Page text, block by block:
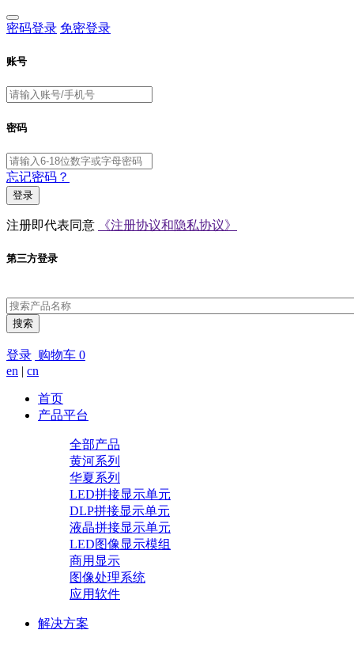
密码登录 免密登录
账号
密码
忘记密码？
登录
注册即代表同意 《注册协议和隐私协议》
第三方登录
搜索
登录 购物车 0
en | cn
首页
产品平台
全部产品
黄河系列
华夏系列
LED拼接显示单元
DLP拼接显示单元
液晶拼接显示单元
LED图像显示模组
商用显示
图像处理系统
应用软件
解决方案